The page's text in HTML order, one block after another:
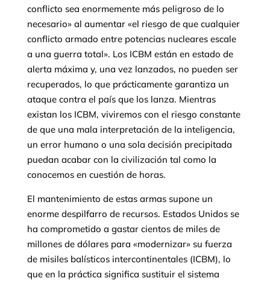
conflicto sea enormemente más peligroso de lo
necesario» al aumentar «el riesgo de que cualquier
conflicto armado entre potencias nucleares escale
a una guerra total». Los ICBM están en estado de
alerta máxima y, una vez lanzados, no pueden ser
recuperados, lo que prácticamente garantiza un
ataque contra el país que los lanza. Mientras
existan los ICBM, viviremos con el riesgo constante
de que una mala interpretación de la inteligencia,
un error humano o una sola decisión precipitada
puedan acabar con la civilización tal como la
conocemos en cuestión de horas.
El mantenimiento de estas armas supone un
enorme despilfarro de recursos. Estados Unidos se
ha comprometido a gastar cientos de miles de
millones de dólares para «modernizar» su fuerza
de misiles balísticos intercontinentales (ICBM), lo
que en la práctica significa sustituir el sistema